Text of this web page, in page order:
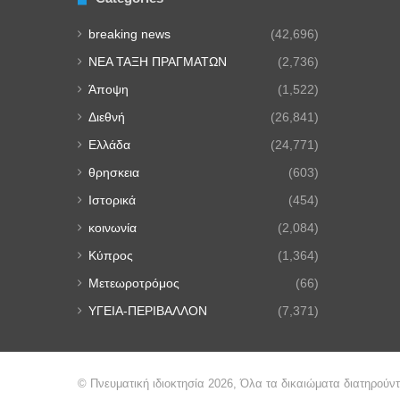
breaking news (42,696)
NEA TAΞΗ ΠΡΑΓΜΑΤΩΝ (2,736)
Άποψη (1,522)
Διεθνή (26,841)
Ελλάδα (24,771)
θρησκεια (603)
Ιστορικά (454)
κοινωνία (2,084)
Κύπρος (1,364)
Μετεωροτρόμος (66)
ΥΓΕΙΑ-ΠΕΡΙΒΑΛΛΟΝ (7,371)
© Πνευματική ιδιοκτησία 2026, Όλα τα δικαιώματα